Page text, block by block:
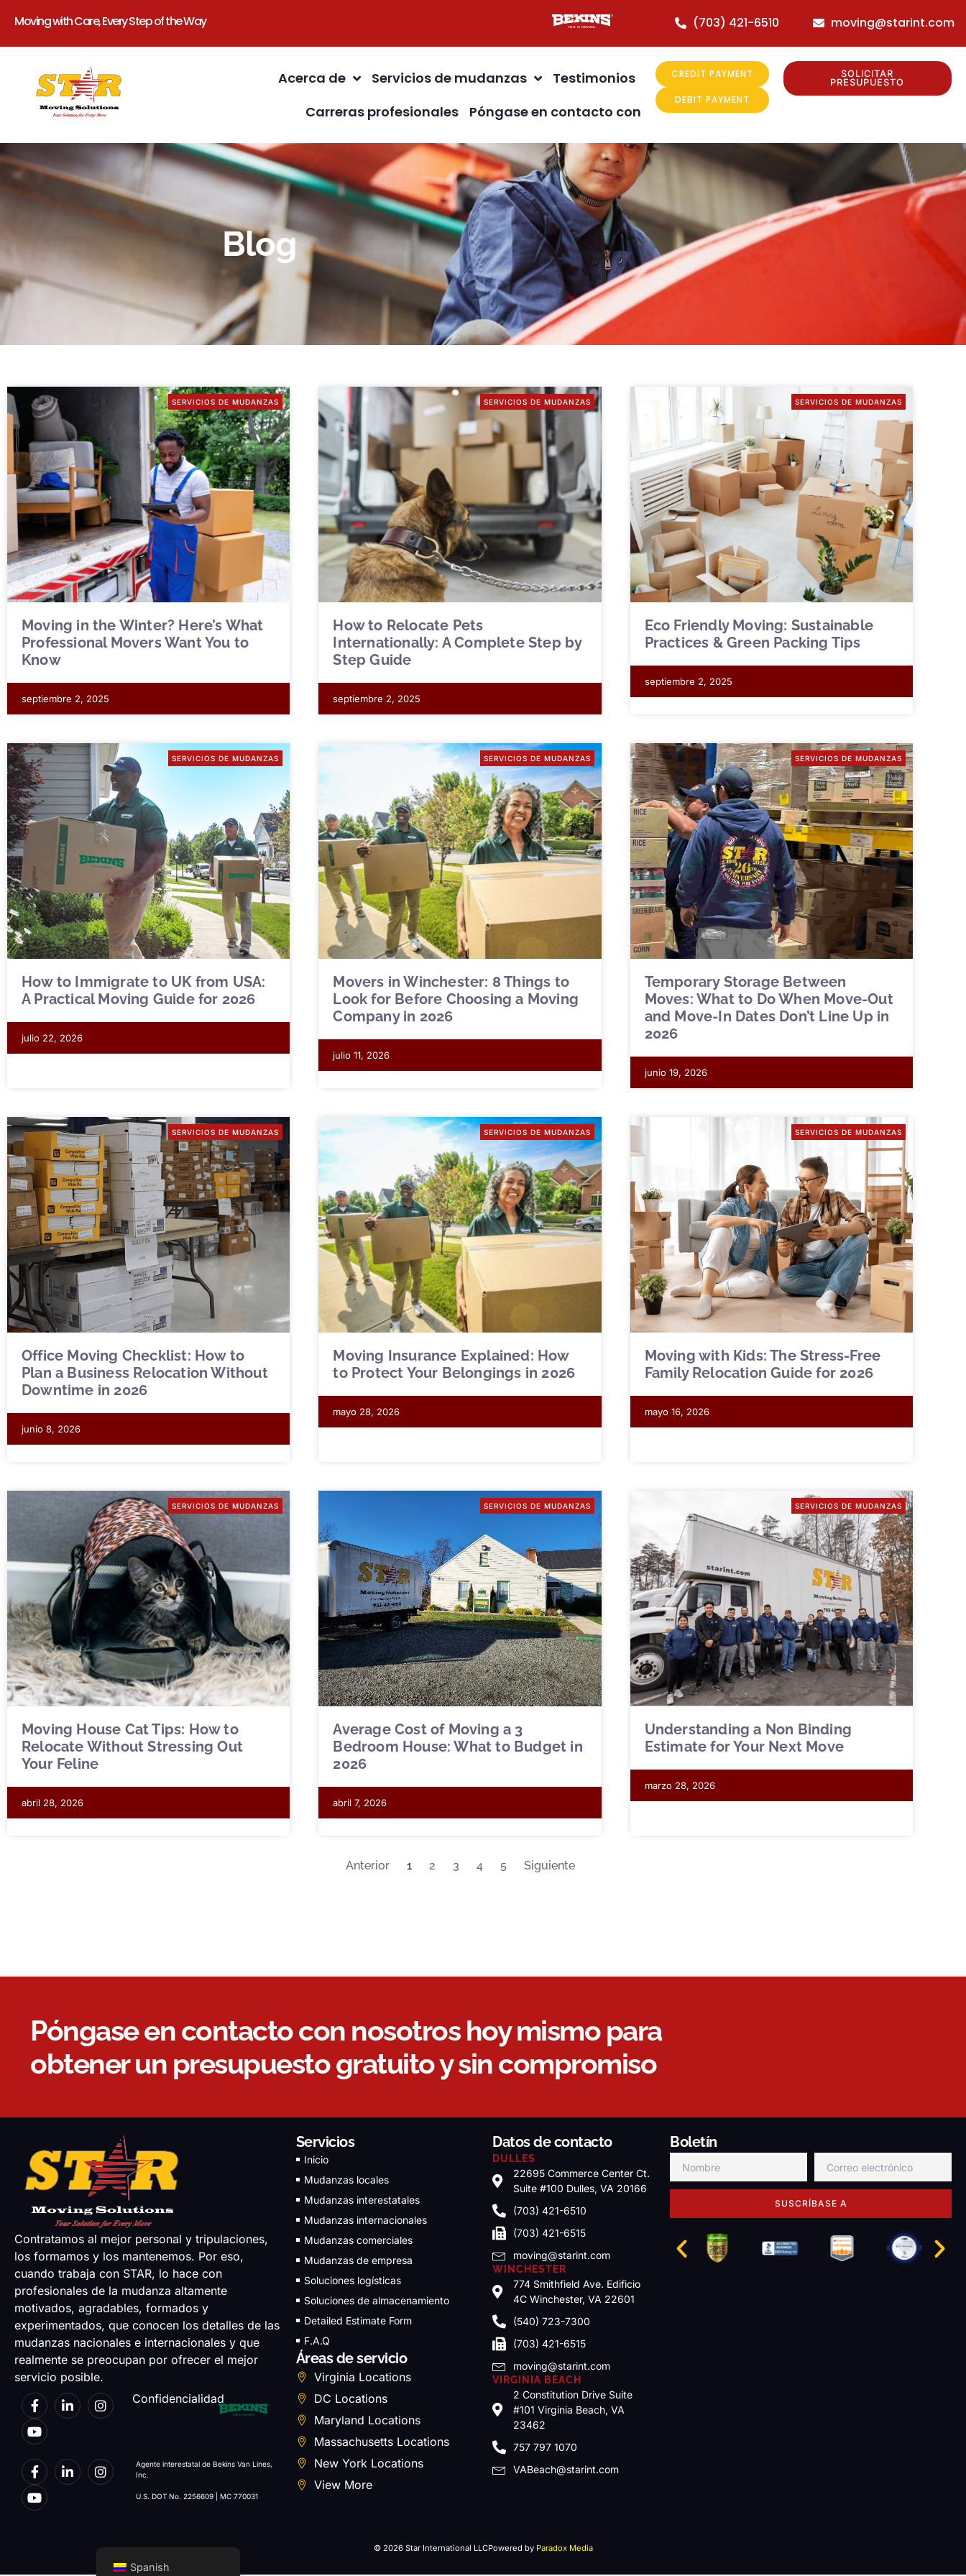
Moving with Care, Every Step of the Way (703) 421-6510 moving@starint.com
Acerca de Servicios de mudanzas
Testimonios
Carreras profesionales
Póngase en contacto con
CREDIT PAYMENT
DEBIT PAYMENT
SOLICITAR
PRESUPUESTO
Blog
SERVICIOS DE MUDANZAS
Moving in the Winter? Here’s What
Professional Movers Want You to
Know
septiembre 2, 2025
SERVICIOS DE MUDANZAS
How to Relocate Pets
Internationally: A Complete Step by
Step Guide
septiembre 2, 2025
SERVICIOS DE MUDANZAS
Eco Friendly Moving: Sustainable
Practices & Green Packing Tips
septiembre 2, 2025
SERVICIOS DE MUDANZAS
How to Immigrate to UK from USA:
A Practical Moving Guide for 2026
julio 22, 2026
SERVICIOS DE MUDANZAS
Movers in Winchester: 8 Things to
Look for Before Choosing a Moving
Company in 2026
julio 11, 2026
SERVICIOS DE MUDANZAS
Temporary Storage Between
Moves: What to Do When Move-Out
and Move-In Dates Don’t Line Up in
2026
junio 19, 2026
SERVICIOS DE MUDANZAS
Office Moving Checklist: How to
Plan a Business Relocation Without
Downtime in 2026
junio 8, 2026
SERVICIOS DE MUDANZAS
Moving Insurance Explained: How
to Protect Your Belongings in 2026
mayo 28, 2026
SERVICIOS DE MUDANZAS
Moving with Kids: The Stress-Free
Family Relocation Guide for 2026
mayo 16, 2026
SERVICIOS DE MUDANZAS
Moving House Cat Tips: How to
Relocate Without Stressing Out
Your Feline
abril 28, 2026
SERVICIOS DE MUDANZAS
Average Cost of Moving a 3
Bedroom House: What to Budget in
2026
abril 7, 2026
SERVICIOS DE MUDANZAS
Understanding a Non Binding
Estimate for Your Next Move
marzo 28, 2026
Anterior 1 2 3 4 5 Siguiente
Póngase en contacto con nosotros hoy mismo para
obtener un presupuesto gratuito y sin compromiso
Contratamos al mejor personal y tripulaciones,
los formamos y los mantenemos. Por eso,
cuando trabaja con STAR, lo hace con
profesionales de la mudanza altamente
motivados, agradables, formados y
experimentados, que conocen los detalles de las
mudanzas nacionales e internacionales y que
realmente se preocupan por ofrecer el mejor
servicio posible.
Confidencialidad
Agente interestatal de Bekins Van Lines,
Inc.
U.S. DOT No. 2256609 | MC 770031
Servicios
Inicio
Mudanzas locales
Mudanzas interestatales
Mudanzas internacionales
Mudanzas comerciales
Mudanzas de empresa
Soluciones logísticas
Soluciones de almacenamiento
Detailed Estimate Form
F.A.Q
Áreas de servicio
Virginia Locations
DC Locations
Maryland Locations
Massachusetts Locations
New York Locations
View More
Datos de contacto
DULLES
22695 Commerce Center Ct.
Suite #100 Dulles, VA 20166
(703) 421-6510
(703) 421-6515
moving@starint.com
WINCHESTER
774 Smithfield Ave. Edificio
4C Winchester, VA 22601
(540) 723-7300
(703) 421-6515
moving@starint.com
VIRGINIA BEACH
2 Constitution Drive Suite
#101 Virginia Beach, VA
23462
757 797 1070
VABeach@starint.com
Boletín
SUSCRÍBASE A
© 2026 Star International LLCPowered by Paradox Media
Spanish